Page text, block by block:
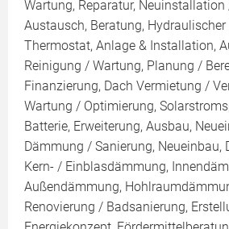
Wartung, Reparatur, Neuinstallation
Austausch, Beratung, Hydraulischer
Thermostat, Anlage & Installation,
Reinigung / Wartung, Planung /
Finanzierung, Dach Vermietung /
Wartung / Optimierung,
Batterie, Erweiterung, Ausbau,
Dämmung / Sanierung, Neueinbau,
Kern- / Einblasdämmung,
Außendämmung,
Renovierung / Badsanierung,